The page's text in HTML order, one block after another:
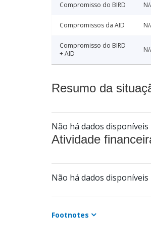
Compromisso do BIRD
Compromissos da AID
Compromisso do BIRD
+ AID
Resumo da
Não há dados disponíveis
Atividade
Não há dados disponíveis
Footnotes